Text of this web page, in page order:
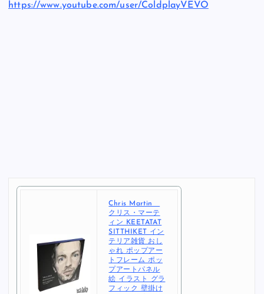
https://www.youtube.com/user/ColdplayVEVO
Chris Martin
クリス・マーテ
ィン KEETATAT
SITTHIKET イン
テリア雑貨 おし
ゃれ ポップアー
トフレーム ポッ
プアートパネル
絵 イラスト グラ
フィック 壁掛け